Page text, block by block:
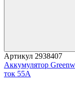
Артикул 2938407
Аккумулятор
ток 55А